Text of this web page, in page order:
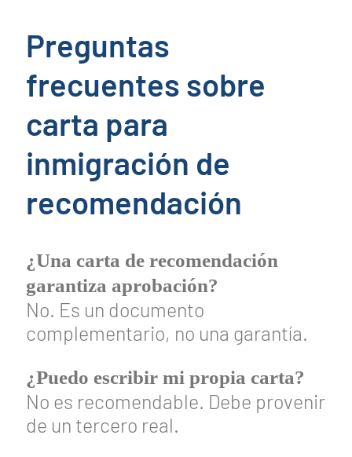
Preguntas
frecuentes sobre
carta para
inmigración de
recomendación
¿Una carta de recomendación
garantiza aprobación?
No. Es un documento
complementario, no una garantía.
¿Puedo escribir mi propia carta?
No es recomendable. Debe provenir
de un tercero real.